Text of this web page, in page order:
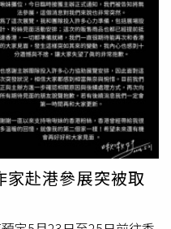
改善；未在期限內繳足旅
個月，未依規定向主管機
交換所公告為拒絕往來戶
有6張支票因存款不足遭退
交換所公告自115年6月5
或執行之旅行社名單中，
署桃園分署扣押執行，命
前已進入旅行業保證金扣
知解散（註銷稅籍）旅行
括樂皮旅行社、永豐旅
行社、移動國際旅行社、
家赴港參展突被取